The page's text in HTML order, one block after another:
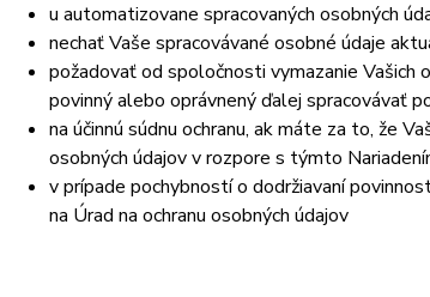
u automatizovane spracovaných osobných
nechať Vaše spracovávané osobné údaje
požadovať od spoločnosti vymazanie Vašich
povinný alebo oprávnený ďalej spracovávať
na účinnú súdnu ochranu, ak máte za to, že
osobných údajov v rozpore s týmto
v prípade pochybností o dodržiavaní
na Úrad na ochranu osobných údajov